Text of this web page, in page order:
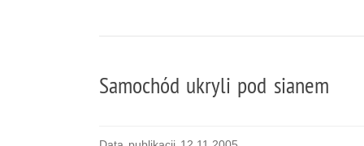
Samochód ukryli pod sianem